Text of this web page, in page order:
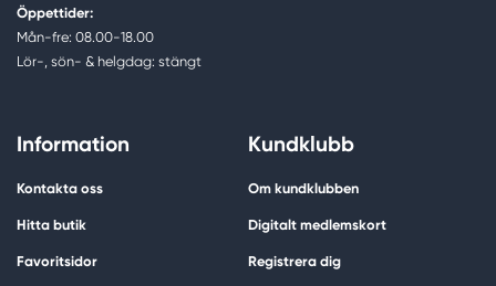
Öppettider:
Mån-fre: 08.00-18.00
Lör-, sön- & helgdag: stängt
Information
Kontakta oss
Hitta butik
Favoritsidor
Kundklubb
Om kundklubben
Digitalt medlemskort
Registrera dig